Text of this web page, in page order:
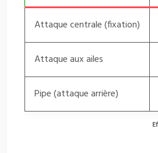
Attaque centrale (fixation)
Attaque aux ailes
Pipe (attaque arrière)